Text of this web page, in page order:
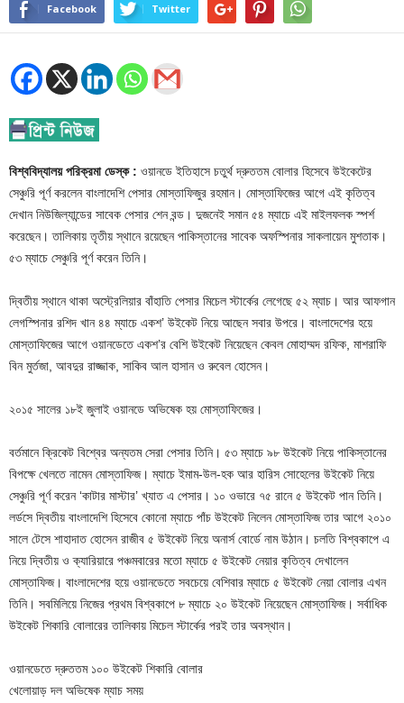
Facebook Twitter
বিশ্ববিদ্যালয় পরিক্রমা ডেস্ক : ওয়ানডে ইতিহাসে চতুর্থ দ্রুততম বোলার হিসেবে উইকেটের
সেঞ্চুরি পূর্ণ করলেন বাংলাদেশি পেসার মোস্তাফিজুর রহমান। মোস্তাফিজের আগে এই কৃতিত্ব
দেখান নিউজিল্যান্ডের সাবেক পেসার শেন বন্ড। দুজনেই সমান ৫৪ ম্যাচে এই মাইলফলক স্পর্শ
করেছেন। তালিকায় তৃতীয় স্থানে রয়েছেন পাকিস্তানের সাবেক অফস্পিনার সাকলায়েন মুশতাক।
৫৩ ম্যাচে সেঞ্চুরি পূর্ণ করেন তিনি।
দ্বিতীয় স্থানে থাকা অস্ট্রেলিয়ার বাঁহাতি পেসার মিচেল স্টার্কের লেগেছে ৫২ ম্যাচ। আর আফগান
লেগস্পিনার রশিদ খান ৪৪ ম্যাচে একশ’ উইকেট নিয়ে আছেন সবার উপরে। বাংলাদেশের হয়ে
মোস্তাফিজের আগে ওয়ানডেতে একশ’র বেশি উইকেট নিয়েছেন কেবল মোহাম্মদ রফিক, মাশরাফি
বিন মুর্তজা, আবদুর রাজ্জাক, সাকিব আল হাসান ও রুবেল হোসেন।
২০১৫ সালের ১৮ই জুলাই ওয়ানডে অভিষেক হয় মোস্তাফিজের।
বর্তমানে ক্রিকেট বিশ্বের অন্যতম সেরা পেসার তিনি। ৫৩ ম্যাচে ৯৮ উইকেট নিয়ে পাকিস্তানের
বিপক্ষে খেলতে নামেন মোস্তাফিজ। ম্যাচে ইমাম-উল-হক আর হারিস সোহেলের উইকেট নিয়ে
সেঞ্চুরি পূর্ণ করেন ‘কাটার মাস্টার’ খ্যাত এ পেসার। ১০ ওভারে ৭৫ রানে ৫ উইকেট পান তিনি।
লর্ডসে দ্বিতীয় বাংলাদেশি হিসেবে কোনো ম্যাচে পাঁচ উইকেট নিলেন মোস্তাফিজ তার আগে ২০১০
সালে টেসে শাহাদাত হোসেন রাজীব ৫ উইকেট নিয়ে অনার্স বোর্ডে নাম উঠান। চলতি বিশ্বকাপে এ
নিয়ে দ্বিতীয় ও ক্যারিয়ারে পঞ্চমবারের মতো ম্যাচে ৫ উইকেট নেয়ার কৃতিত্ব দেখালেন
মোস্তাফিজ। বাংলাদেশের হয়ে ওয়ানডেতে সবচেয়ে বেশিবার ম্যাচে ৫ উইকেট নেয়া বোলার এখন
তিনি। সবমিলিয়ে নিজের প্রথম বিশ্বকাপে ৮ ম্যাচে ২০ উইকেট নিয়েছেন মোস্তাফিজ। সর্বাধিক
উইকেট শিকারি বোলারের তালিকায় মিচেল স্টার্কের পরই তার অবস্থান।
ওয়ানডেতে দ্রুততম ১০০ উইকেট শিকারি বোলার
খেলোয়াড় দল অভিষেক ম্যাচ সময়